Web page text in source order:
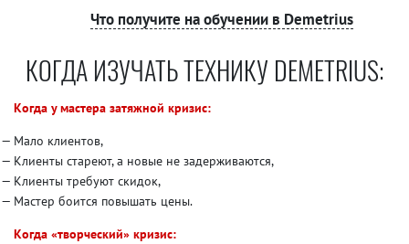
Что получите на обучении в Demetrius
КОГДА ИЗУЧАТЬ ТЕХНИКУ DEMETRIUS:
Когда у мастера затяжной кризис:
Мало клиентов,
Клиенты стареют, а новые не задерживаются,
Клиенты требуют скидок,
Мастер боится повышать цены.
Когда «творческий» кризис: